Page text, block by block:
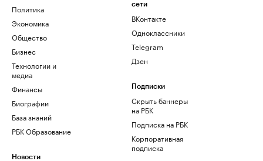
Политика
Экономика
Общество
Бизнес
Технологии и
медиа
Финансы
Биографии
База знаний
РБК Образование
Новости
сети
ВКонтакте
Одноклассники
Telegram
Дзен
Подписки
Скрыть баннеры
на РБК
Подписка на РБК
Корпоративная
подписка